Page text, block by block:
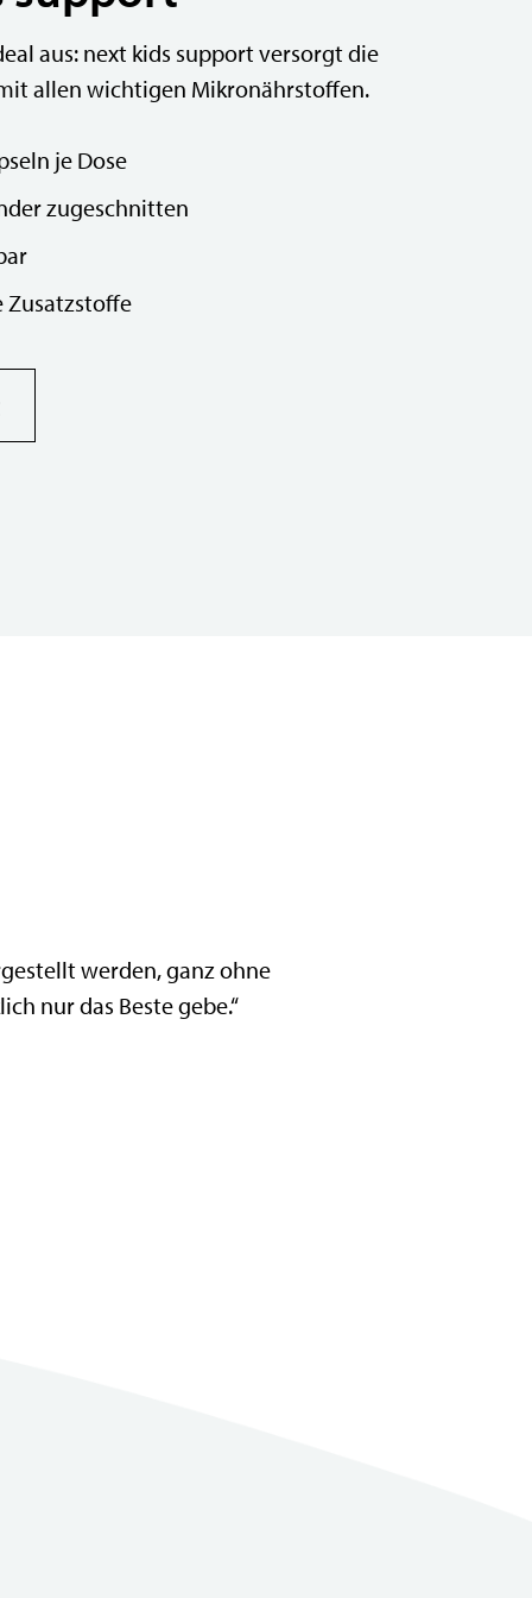
aus: next kids support versorgt die
allen wichtigen Mikronährstoffen.
je Dose
zugeschnitten
Zusatzstoffe
werden, ganz ohne
nur das Beste gebe.“